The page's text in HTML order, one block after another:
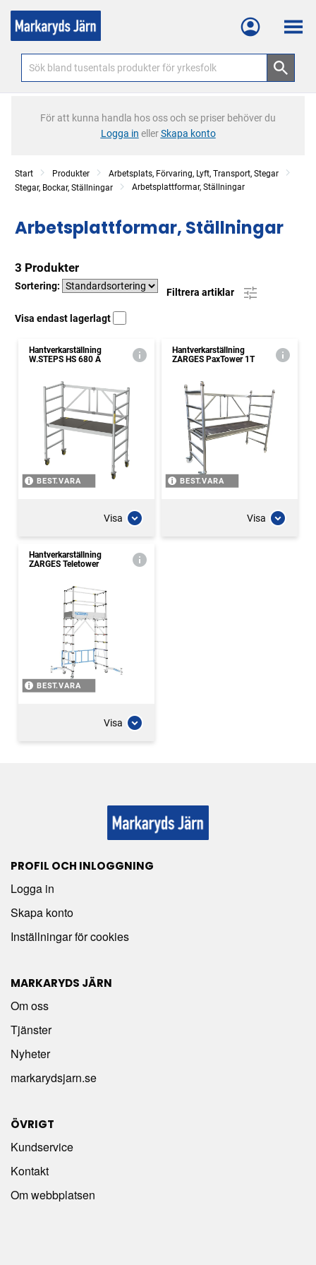
Meny
För att kunna handla hos oss och se priser behöver du
Logga in ellerSkapa konto
Start Produkter
Arbetsplats, Förvaring, Lyft, Transport, Stegar
Stegar, Bockar, Ställningar
Arbetsplattformar, Ställningar
Arbetsplattformar, Ställningar
3 Produkter
Sortering:
Filtrera artiklar
Visa endast lagerlagt
Hantverkarställning
W.STEPS HS 680 A
BEST.VARA
Visa
Hantverkarställning
ZARGES PaxTower 1T
BEST.VARA
Visa
Hantverkarställning
ZARGES Teletower
BEST.VARA
Visa
PROFIL OCH INLOGGNING
Logga in
Skapa konto
Inställningar för cookies
MARKARYDS JÄRN
Om oss
Tjänster
Nyheter
markarydsjarn.se
ÖVRIGT
Kundservice
Kontakt
Om webbplatsen